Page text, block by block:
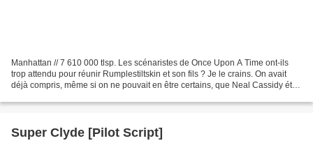
Manhattan // 7 610 000 tlsp. Les scénaristes de Once Upon A Time ont-ils
trop attendu pour réunir Rumplestiltskin et son fils ? Je le crains. On avait
déjà compris, même si on ne pouvait en être certains, que Neal Cassidy était
Super Clyde [Pilot Script]